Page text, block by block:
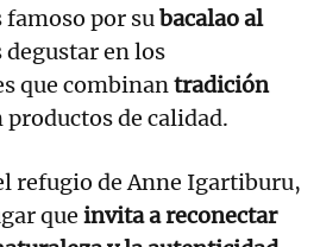
famoso por subacalao al
degustar en los
que combinantradición
de calidad.
refugio de Anne Igartiburu,
que invita a reconectar